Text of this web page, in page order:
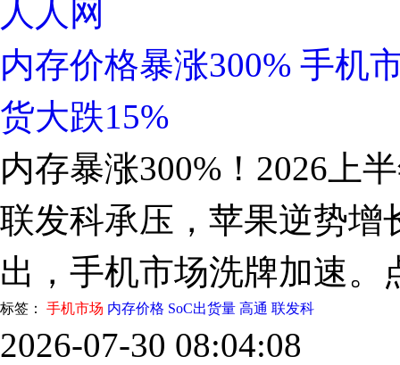
人人网
内存价格暴涨300% 手机
货大跌15%
内存暴涨300%！2026上
联发科承压，苹果逆势增
出，手机市场洗牌加速。
标签： 手机市场 内存价格 SoC出货量 高通 联发科
2026-07-30 08:04:08